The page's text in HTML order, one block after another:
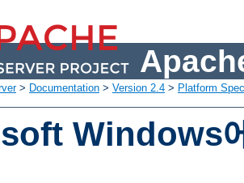
> Documentation > Version 2.4 > Platform
Windows